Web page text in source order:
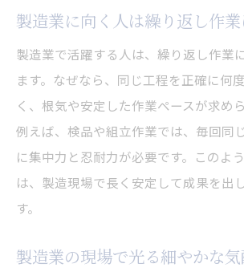
製造業に向く人は繰り返し作
製造業で活躍する人は、繰り返し作業
ます。なぜなら、同じ工程を正確に何
く、根気や安定した作業ペースが求め
例えば、検品や組立作業では、毎回同
に集中力と忍耐力が必要です。このよ
は、製造現場で長く安定して成果を出
す。
製造業の現場で光る細やかな